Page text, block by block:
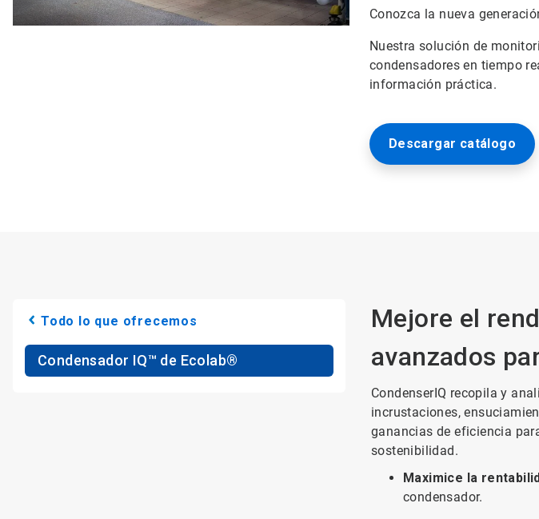
Conozca la nueva
Nuestra solución de
condensadores en tiempo
información práctica.
Descargar catálogo
Todo lo que ofrecemos
Condensador IQ™ de Ecolab®
Mejore el
avanzados
CondenserIQ recopila y
incrustaciones,
ganancias de eficiencia
sostenibilidad.
Maximice la
condensador.